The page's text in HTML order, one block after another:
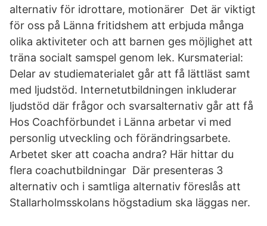
alternativ för idrottare, motionärer Det är viktigt
för oss på Länna fritidshem att erbjuda många
olika aktiviteter och att barnen ges möjlighet att
träna socialt samspel genom lek. Kursmaterial:
Delar av studiematerialet går att få lättläst samt
med ljudstöd. Internetutbildningen inkluderar
ljudstöd där frågor och svarsalternativ går att få
Hos Coachförbundet i Länna arbetar vi med
personlig utveckling och förändringsarbete.
Arbetet sker att coacha andra? Här hittar du
flera coachutbildningar Där presenteras 3
alternativ och i samtliga alternativ föreslås att
Stallarholmsskolans högstadium ska läggas ner.